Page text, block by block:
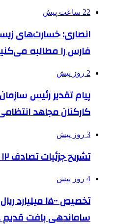
22 ساعت پیش
انصاری: خسارت‌های
فارس را مطالبه‌
2 روز پیش
پیام تقدیر رئیس
کارکنان مجاهد
3 روز پیش
تشریح جزئیات تصادف ۱۲ خودرو با ۱۹ مصدوم
4 روز پیش
تخصیص ۱۵۰۰
ساماندهی بافت